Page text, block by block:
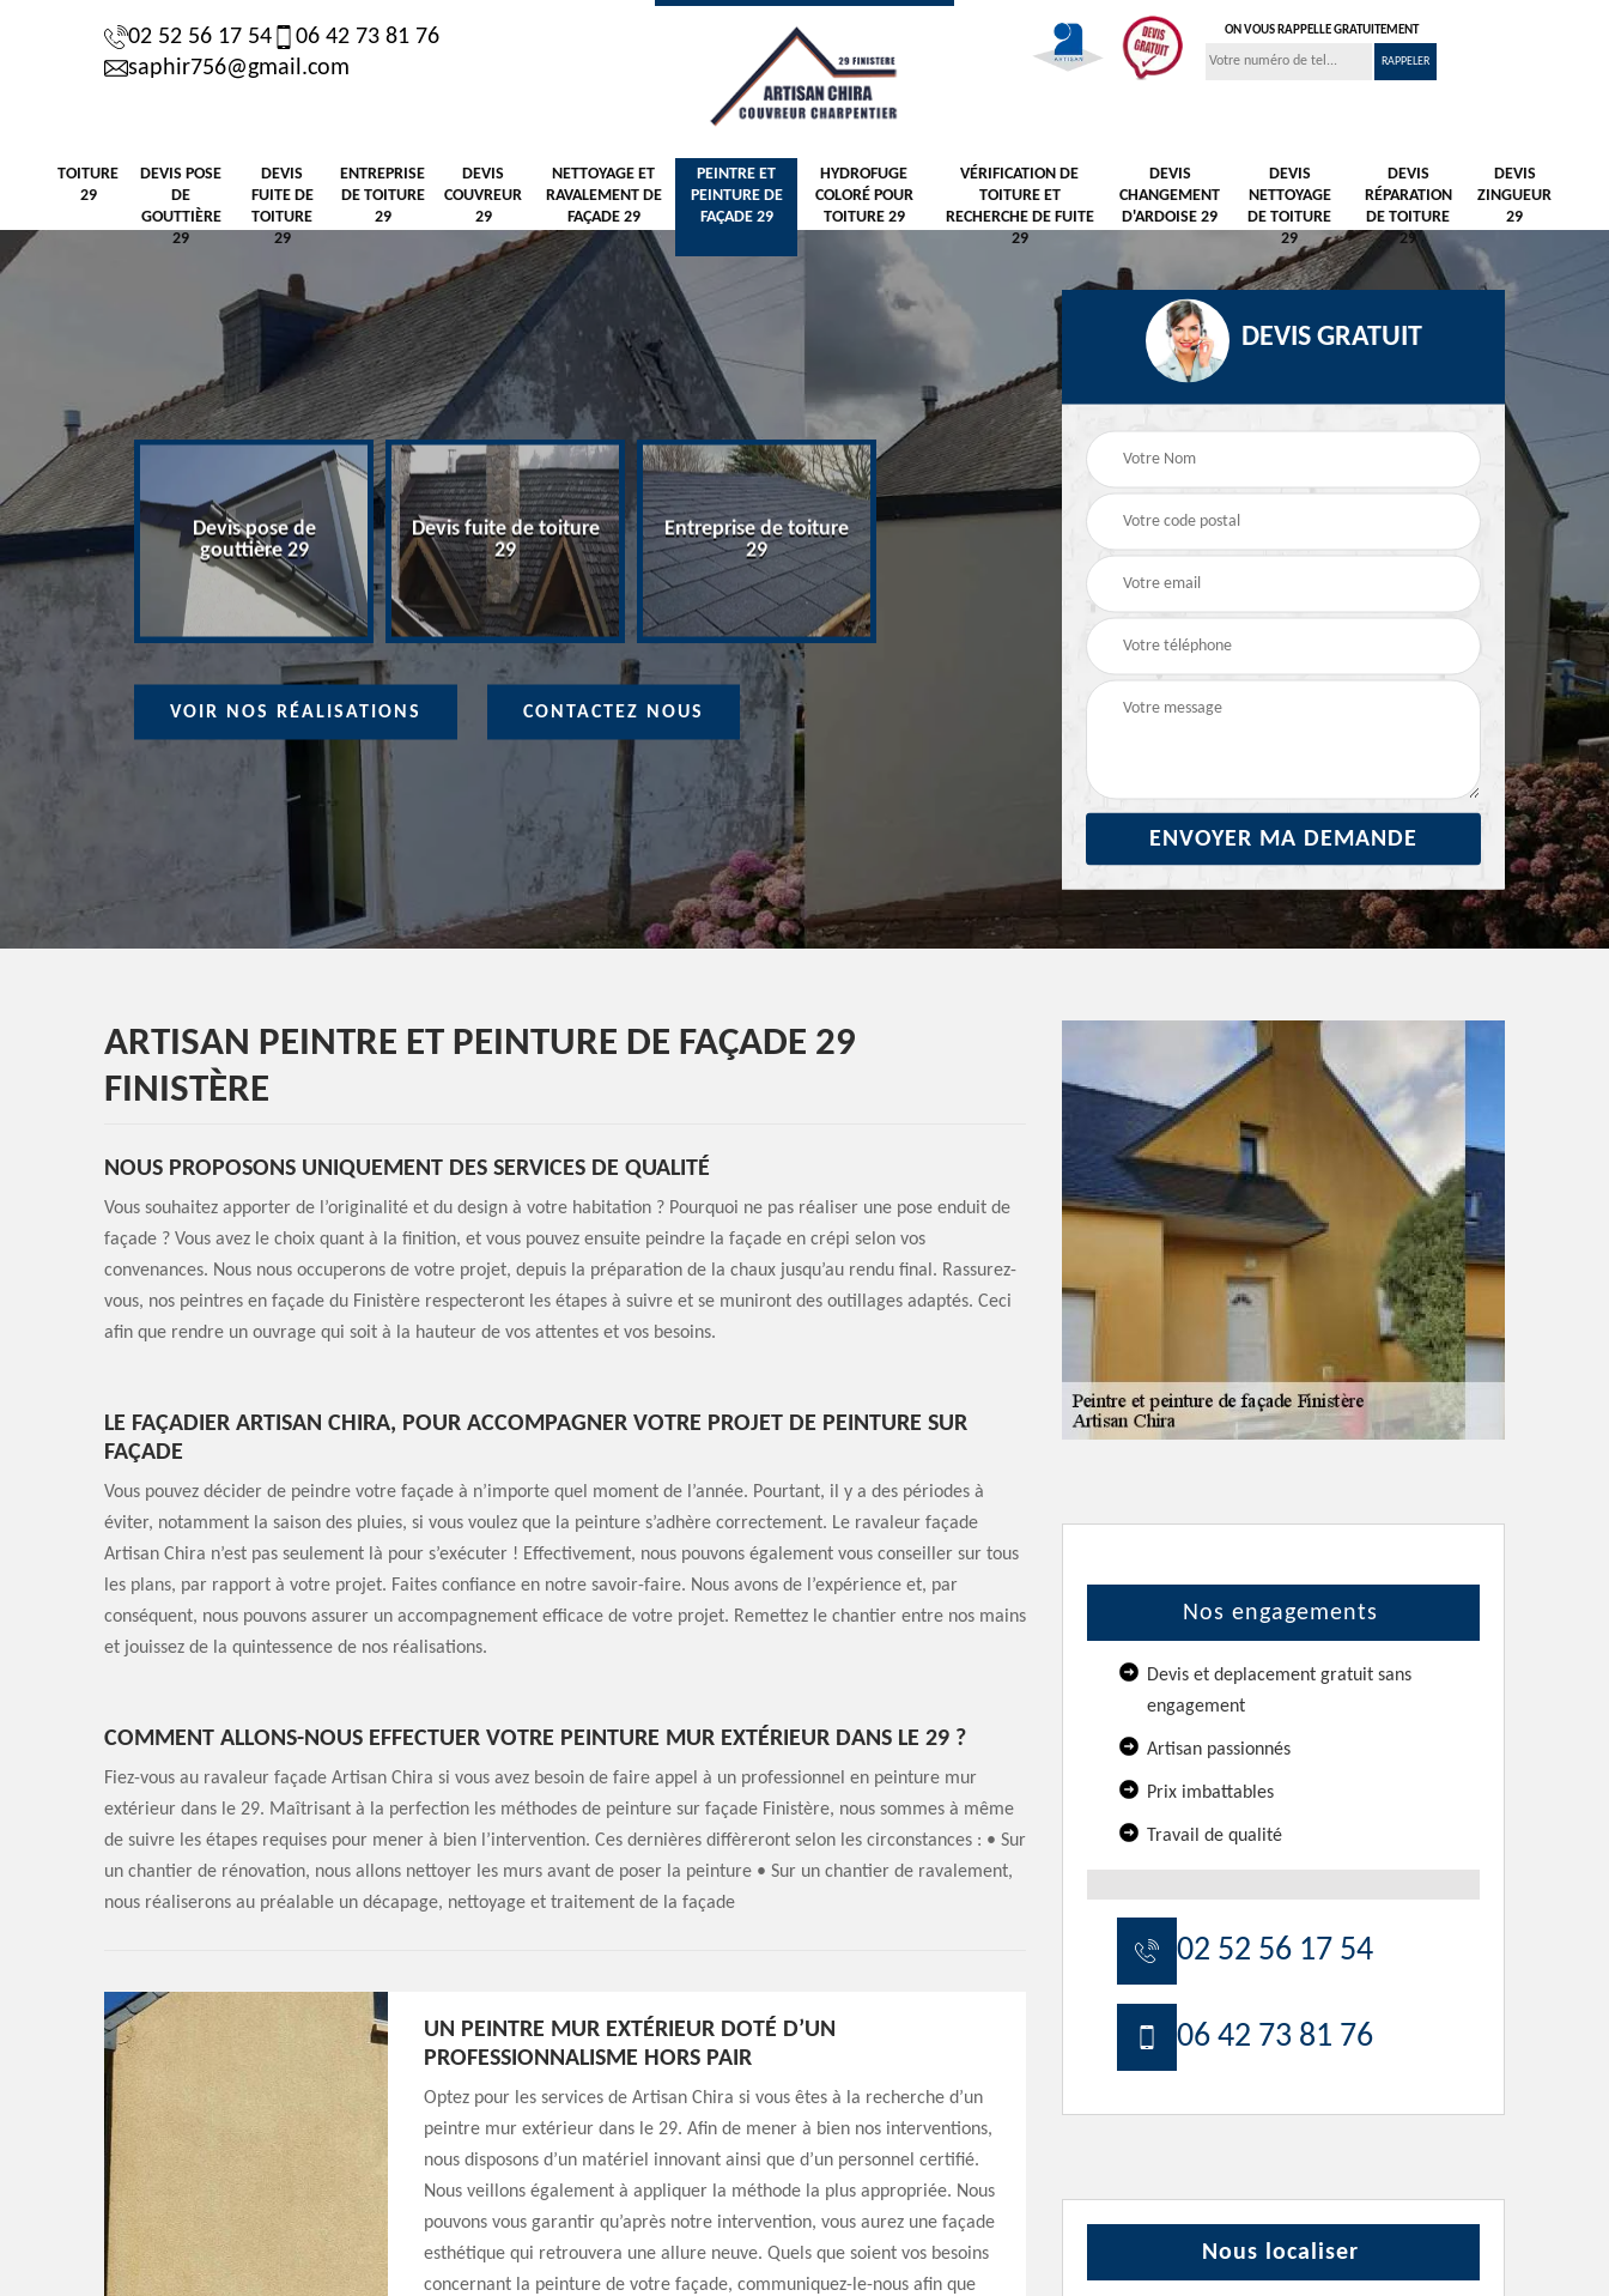
02 52 56 17 54
06 42 73 81 76
saphir756@gmail.com
ON VOUS RAPPELLE GRATUITEMENT
TOITURE
29
DEVIS POSE
DE
GOUTTIÈRE
29
DEVIS
FUITE DE
TOITURE
29
ENTREPRISE
DE TOITURE
29
DEVIS
COUVREUR
29
NETTOYAGE ET
RAVALEMENT DE
FAÇADE 29
PEINTRE ET
PEINTURE DE
FAÇADE 29
HYDROFUGE
COLORÉ POUR
TOITURE 29
VÉRIFICATION DE
TOITURE ET
RECHERCHE DE FUITE
29
DEVIS
CHANGEMENT
D'ARDOISE 29
DEVIS
NETTOYAGE
DE TOITURE
29
DEVIS
RÉPARATION
DE TOITURE
29
DEVIS
ZINGUEUR
29
29
Devis pose de
gouttière 29
Devis fuite de toiture
29
Entreprise de toiture
29
Nettoyage et
29
Peintre et peinture de
façade 29
VOIR NOS RÉALISATIONS CONTACTEZ NOUS
DEVIS GRATUIT
ARTISAN PEINTRE ET PEINTURE DE FAÇADE 29
FINISTÈRE
NOUS PROPOSONS UNIQUEMENT DES SERVICES DE QUALITÉ
Vous souhaitez apporter de l’originalité et du design à votre habitation ? Pourquoi ne pas réaliser une pose enduit de
façade ? Vous avez le choix quant à la finition, et vous pouvez ensuite peindre la façade en crépi selon vos
convenances. Nous nous occuperons de votre projet, depuis la préparation de la chaux jusqu’au rendu final. Rassurez-
vous, nos peintres en façade du Finistère respecteront les étapes à suivre et se muniront des outillages adaptés. Ceci
afin que rendre un ouvrage qui soit à la hauteur de vos attentes et vos besoins.
LE FAÇADIER ARTISAN CHIRA, POUR ACCOMPAGNER VOTRE PROJET DE PEINTURE SUR
FAÇADE
Vous pouvez décider de peindre votre façade à n’importe quel moment de l’année. Pourtant, il y a des périodes à
éviter, notamment la saison des pluies, si vous voulez que la peinture s’adhère correctement. Le ravaleur façade
Artisan Chira n’est pas seulement là pour s’exécuter ! Effectivement, nous pouvons également vous conseiller sur tous
les plans, par rapport à votre projet. Faites confiance en notre savoir-faire. Nous avons de l’expérience et, par
conséquent, nous pouvons assurer un accompagnement efficace de votre projet. Remettez le chantier entre nos mains
et jouissez de la quintessence de nos réalisations.
COMMENT ALLONS-NOUS EFFECTUER VOTRE PEINTURE MUR EXTÉRIEUR DANS LE 29 ?
Fiez-vous au ravaleur façade Artisan Chira si vous avez besoin de faire appel à un professionnel en peinture mur
extérieur dans le 29. Maîtrisant à la perfection les méthodes de peinture sur façade Finistère, nous sommes à même
de suivre les étapes requises pour mener à bien l’intervention. Ces dernières diffèreront selon les circonstances : • Sur
un chantier de rénovation, nous allons nettoyer les murs avant de poser la peinture • Sur un chantier de ravalement,
nous réaliserons au préalable un décapage, nettoyage et traitement de la façade
UN PEINTRE MUR EXTÉRIEUR DOTÉ D’UN
PROFESSIONNALISME HORS PAIR
Optez pour les services de Artisan Chira si vous êtes à la recherche d’un
peintre mur extérieur dans le 29. Afin de mener à bien nos interventions,
nous disposons d’un matériel innovant ainsi que d’un personnel certifié.
Nous veillons également à appliquer la méthode la plus appropriée. Nous
pouvons vous garantir qu’après notre intervention, vous aurez une façade
esthétique qui retrouvera une allure neuve. Quels que soient vos besoins
concernant la peinture de votre façade, communiquez-le-nous afin que
Nos engagements
Devis et deplacement gratuit sans
engagement
Artisan passionnés
Prix imbattables
Travail de qualité
02 52 56 17 54
06 42 73 81 76
Nous localiser